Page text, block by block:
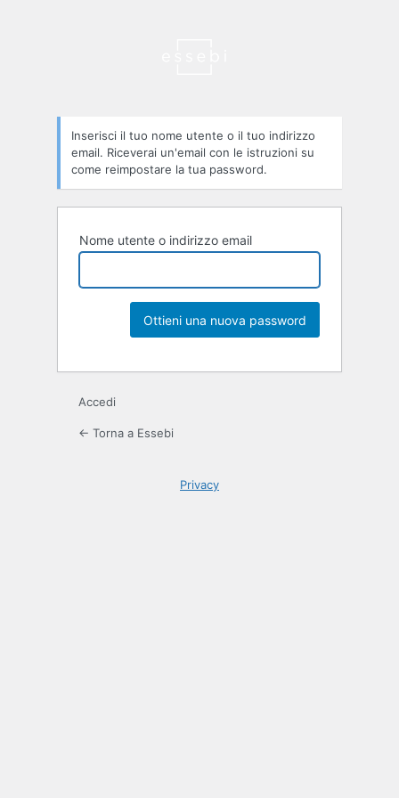
Inserisci il tuo nome utente o il tuo indirizzo
email. Riceverai un'email con le istruzioni su
come reimpostare la tua password.
Nome utente o indirizzo email
Accedi
← Torna a Essebi
Privacy